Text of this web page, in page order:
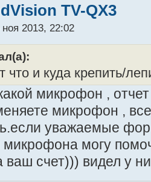
TV-QX3
2013, 22:02
что и куда крепить/
микрофон ,
микрофон ,
уважаемые
микрофона могу
ваш счет))) видел у